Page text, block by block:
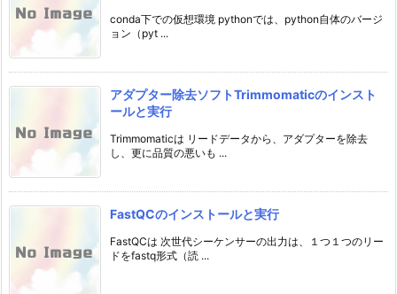
conda下での仮想環境 pythonでは、python自体のバージ
ョン（pyt ...
アダプター除去ソフトTrimmomaticのインスト
ールと実行
Trimmomaticは リードデータから、アダプターを除去
し、更に品質の悪いも ...
FastQCのインストールと実行
FastQCは 次世代シーケンサーの出力は、１つ１つのリー
ドをfastq形式（読 ...